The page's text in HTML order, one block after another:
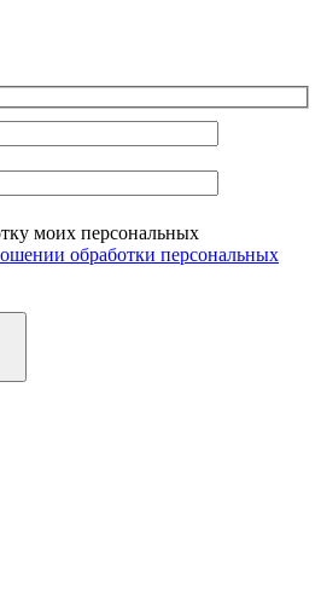
моих персональных
обработки персональных